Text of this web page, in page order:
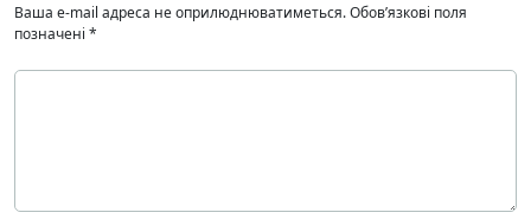
Ваша e-mail адреса не оприлюднюватиметься.Обов’язкові поля
позначені *